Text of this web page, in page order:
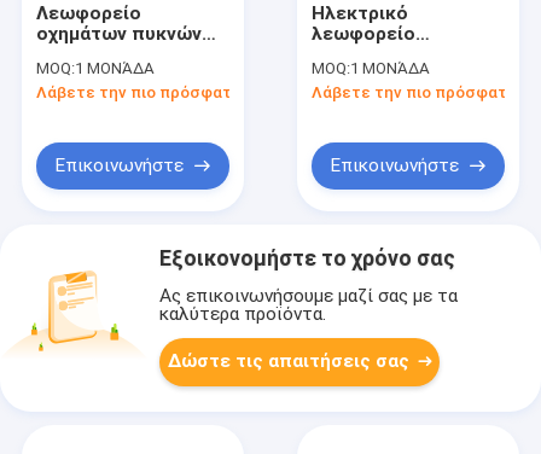
Λεωφορείο
οχημάτων πυκνών
αερολιμένων με 110
επιβάτες 14 μηχανή
MOQ:1 ΜΟΝΆΔΑ
Λάβετε την πιο πρόσφατη τιμή
Επικοινωνήστε
Ηλεκτρικό
λεωφορείο
καθισμάτων
αερολιμένων
MOQ:1 ΜΟΝΆΔΑ
Λάβετε την πιο πρόσφατη
Επικοινωνήστε
Εξοικονομήστε το χρόνο σας
Ας επικοινωνήσουμε μαζί σας με τα
καλύτερα προϊόντα.
Δώστε τις απαιτήσεις σας